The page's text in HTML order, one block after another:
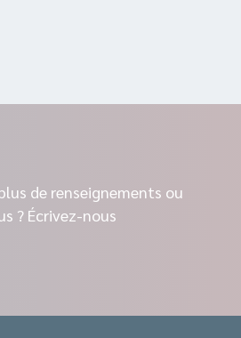
de renseignements ou
? Écrivez-nous